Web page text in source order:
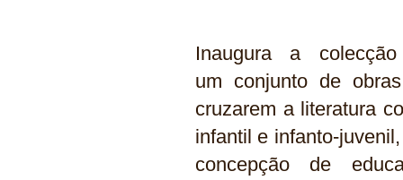
Inaugura a
um conjunto de
cruzarem a literatura
infantil e infanto-
concepção de